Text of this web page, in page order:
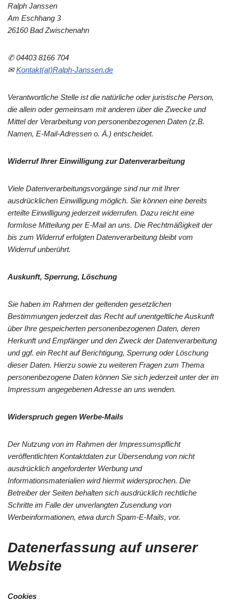
Ralph Janssen
Am Eschhang 3
26160 Bad Zwischenahn
✆ 04403 8166 704
✉Kontakt(at)Ralph-Janssen.de
Verantwortliche Stelle ist die natürliche oder juristische Person,
die allein oder gemeinsam mit anderen über die Zwecke und
Mittel der Verarbeitung von personenbezogenen Daten (z.B.
Namen, E-Mail-Adressen o. Ä.) entscheidet.
Widerruf Ihrer Einwilligung zur Datenverarbeitung
Viele Datenverarbeitungsvorgänge sind nur mit Ihrer
ausdrücklichen Einwilligung möglich. Sie können eine bereits
erteilte Einwilligung jederzeit widerrufen. Dazu reicht eine
formlose Mitteilung per E-Mail an uns. Die Rechtmäßigkeit der
bis zum Widerruf erfolgten Datenverarbeitung bleibt vom
Widerruf unberührt.
Auskunft, Sperrung, Löschung
Sie haben im Rahmen der geltenden gesetzlichen
Bestimmungen jederzeit das Recht auf unentgeltliche Auskunft
über Ihre gespeicherten personenbezogenen Daten, deren
Herkunft und Empfänger und den Zweck der Datenverarbeitung
und ggf. ein Recht auf Berichtigung, Sperrung oder Löschung
dieser Daten. Hierzu sowie zu weiteren Fragen zum Thema
personenbezogene Daten können Sie sich jederzeit unter der im
Impressum angegebenen Adresse an uns wenden.
Widerspruch gegen Werbe-Mails
Der Nutzung von im Rahmen der Impressumspflicht
veröffentlichten Kontaktdaten zur Übersendung von nicht
ausdrücklich angeforderter Werbung und
Informationsmaterialien wird hiermit widersprochen. Die
Betreiber der Seiten behalten sich ausdrücklich rechtliche
Schritte im Falle der unverlangten Zusendung von
Werbeinformationen, etwa durch Spam-E-Mails, vor.
Datenerfassung auf unserer
Website
Cookies